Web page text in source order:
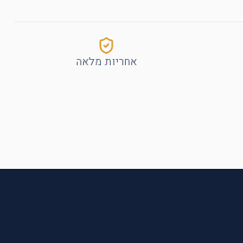
אחריות מלאה